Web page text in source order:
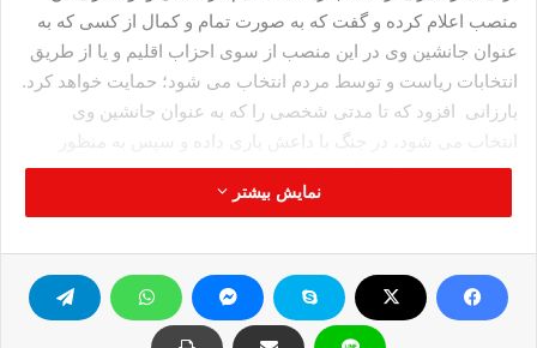
منصب اعلام کرده‌ و گفت که‌ ‌به‌ صورت تمام و کمال از کسی که‌ به‌
عنوان جانشین وی در این منصب از سوی احزاب اقلیم و یا از طریق
انتخابات ریاست و توسط مردم انتخاب می شود؛ حمایت خواهد کرد.
بارزانی افزود که‌ تا مدتی شخصی را که‌ به‌ عنوان جانشین وی
انتخاب می شود، در جنگ با داعش یاری داده‌ و سپس به‌ منظور
استقلال بیشتر رئیس آینده‌ اقلیم، در انجام امور و وظایف محوله‌ و
همچنین جلوگیری از بروز تنش های احتمالی، از اقلیم کردستان خارج
لازم به‌ ذکر است که‌ مدت قانونی ریاست مسعود بارزانی بر اقلیم
کردستان در 19 ماه اوت سال 2105 (مرداد 1394)، به‌ پایان رسید و
اصرار رهبران حزب دمکرات کردستان (پارتی) بر تمدید این مدت و
نمایش بیشتر